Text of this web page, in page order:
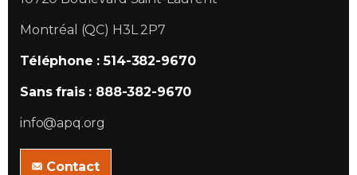
Montréal (QC) H3L 2P7
Téléphone : 514-382-9670
Sans frais : 888-382-9670
info@apq.org
Contact